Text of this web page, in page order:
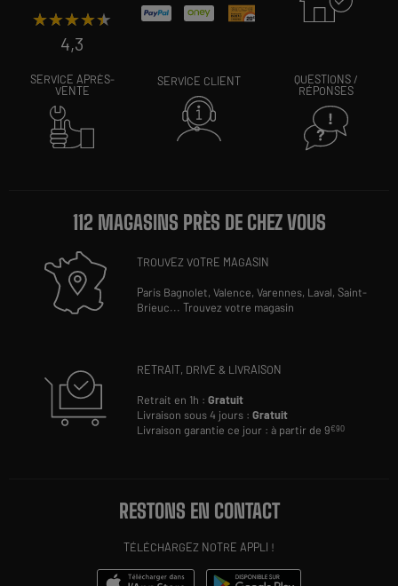
★★★★★
★★★★★
4,3
SERVICE APRÈS-
VENTE
SERVICE CLIENT
QUESTIONS /
RÉPONSES
112 MAGASINS PRÈS DE CHEZ VOUS
TROUVEZ VOTRE MAGASIN
Paris Bagnolet,Valence,Varennes, Laval,Saint-
Brieuc...Trouvez votre magasin
RETRAIT, DRIVE & LIVRAISON
Retrait en 1h :Gratuit
Livraison sous 4 jours :Gratuit
Livraison garantie ce jour : à partir de 9€90
RESTONS EN CONTACT
TÉLÉCHARGEZ NOTRE APPLI !